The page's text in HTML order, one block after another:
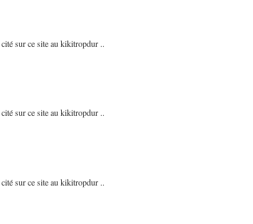
sur ce site au kikitropdur ..
sur ce site au kikitropdur ..
sur ce site au kikitropdur ..